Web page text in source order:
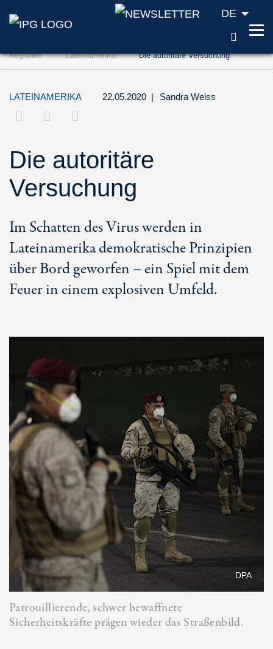
Zum Inhalt springen (Accesskey '1')
Zur Suche springen (Accesskey '2')
Zur Navigation springen (Accesskey '3')
DE
Regionen Lateinamerika Die autoritäre Versuchung
LATEINAMERIKA 22.05.2020 | Sandra Weiss
Die autoritäre
Versuchung
Im Schatten des Virus werden in
Lateinamerika demokratische Prinzipien
über Bord geworfen – ein Spiel mit dem
Feuer in einem explosiven Umfeld.
DPA
Patrouillierende, schwer bewaffnete
Sicherheitskräfte prägen wieder das Straßenbild.